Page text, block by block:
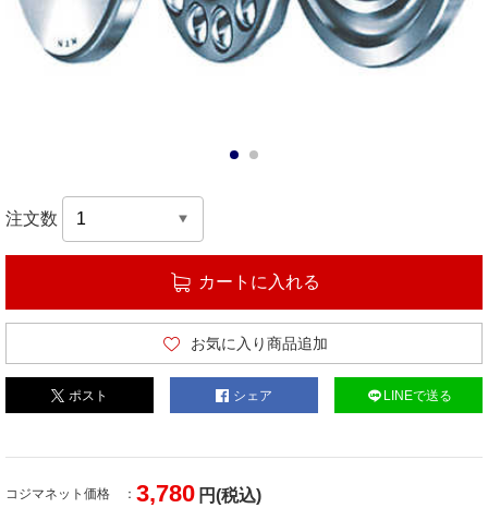
注文数
カートに入れる
お気に入り商品追加
ポスト シェア LINEで送る
コジマネット価格 3,780 円(税込)